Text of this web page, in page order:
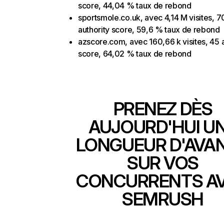
score, 44,04 % taux de rebond
sportsmole.co.uk, avec 4,14 M visites,
authority score, 59,6 % taux de rebond
azscore.com, avec 160,66 k visites, 45
score, 64,02 % taux de rebond
PRENEZ DÈS
AUJOURD'HUI
LONGUEUR
SUR VOS
CONCURRENTS
SEMRUSH